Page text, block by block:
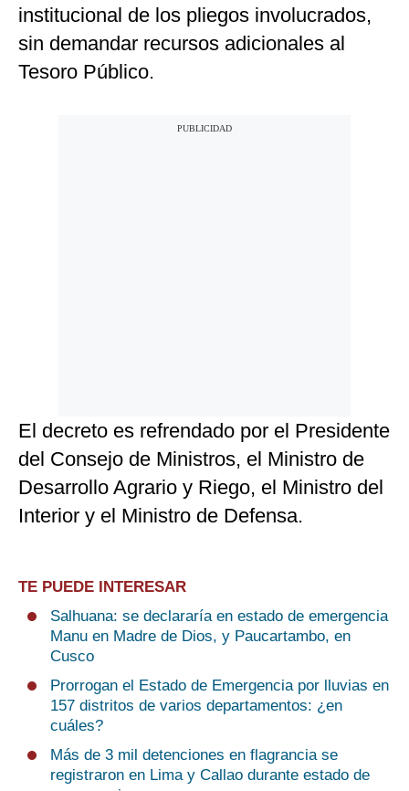
institucional de los pliegos involucrados,
sin demandar recursos adicionales al
Tesoro Público.
El decreto es refrendado por el Presidente
del Consejo de Ministros, el Ministro de
Desarrollo Agrario y Riego, el Ministro del
Interior y el Ministro de Defensa.
TE PUEDE INTERESAR
Salhuana: se declararía en estado de emergencia
Manu en Madre de Dios, y Paucartambo, en
Cusco
Prorrogan el Estado de Emergencia por lluvias en
157 distritos de varios departamentos: ¿en
cuáles?
Más de 3 mil detenciones en flagrancia se
registraron en Lima y Callao durante estado de